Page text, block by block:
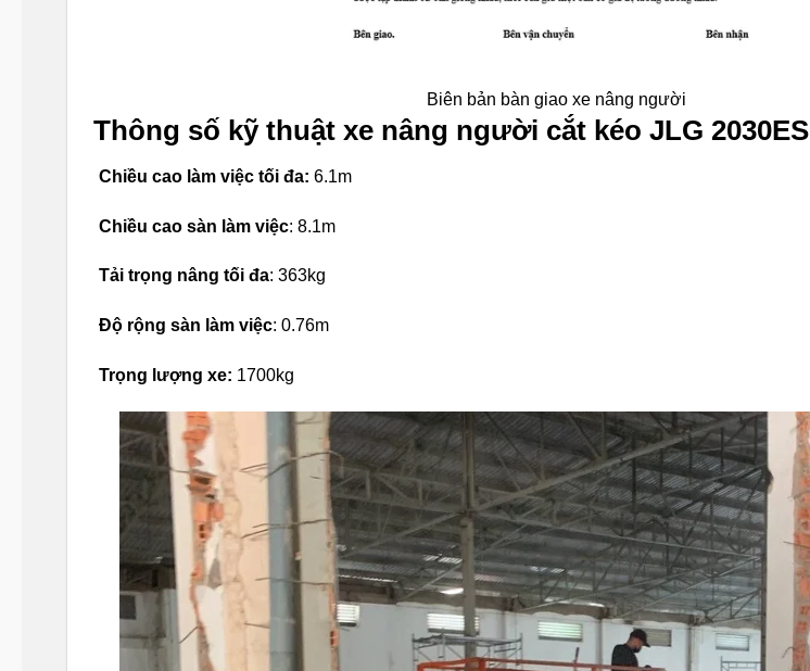
Biên bản bàn giao xe nâng người
Thông số kỹ thuật xe nâng người cắt kéo JLG 2030ES
Chiều cao làm việc tối đa: 6.1m
Chiều cao sàn làm việc: 8.1m
Tải trọng nâng tối đa: 363kg
Độ rộng sàn làm việc: 0.76m
Trọng lượng xe: 1700kg